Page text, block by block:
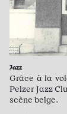
Jazz
Grâce à la
Pelzer Jazz
scène belge.